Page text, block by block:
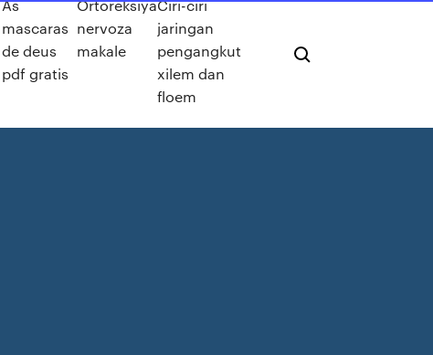
As
mascaras
de deus
pdf gratis
Ortoreksiya
nervoza
makale
Ciri-ciri
jaringan
pengangkut
xilem dan
floem